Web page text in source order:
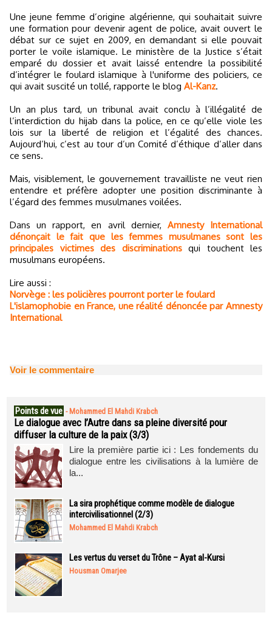
Une jeune femme d’origine algérienne, qui souhaitait suivre
une formation pour devenir agent de police, avait ouvert le
débat sur ce sujet en 2009, en demandant si elle pouvait
porter le voile islamique. Le ministère de la Justice s’était
emparé du dossier et avait laissé entendre la possibilité
d’intégrer le foulard islamique à l'uniforme des policiers, ce
qui avait suscité un tollé, rapporte le blog Al-Kanz.
Un an plus tard, un tribunal avait conclu à l’illégalité de
l’interdiction du hijab dans la police, en ce qu’elle viole les
lois sur la liberté de religion et l’égalité des chances.
Aujourd’hui, c’est au tour d’un Comité d’éthique d’aller dans
ce sens.
Mais, visiblement, le gouvernement travailliste ne veut rien
entendre et préfère adopter une position discriminante à
l’égard des femmes musulmanes voilées.
Dans un rapport, en avril dernier, Amnesty International
dénonçait le fait que les femmes musulmanes sont les
principales victimes des discriminationsqui touchent les
musulmans européens.
Lire aussi :
Norvège : les policières pourront porter le foulard
L'islamophobie en France, une réalité dénoncée par Amnesty
International
Voir le commentaire
Points de vue - Mohammed El Mahdi Krabch
Le dialogue avec l’Autre dans sa pleine diversité pour
diffuser la culture de la paix (3/3)
Lire la première partie ici : Les fondements du
dialogue entre les civilisations à la lumière de
la...
La sira prophétique comme modèle de dialogue
intercivilisationnel (2/3)
Mohammed El Mahdi Krabch
Les vertus du verset du Trône – Ayat al-Kursi
Housman Omarjee